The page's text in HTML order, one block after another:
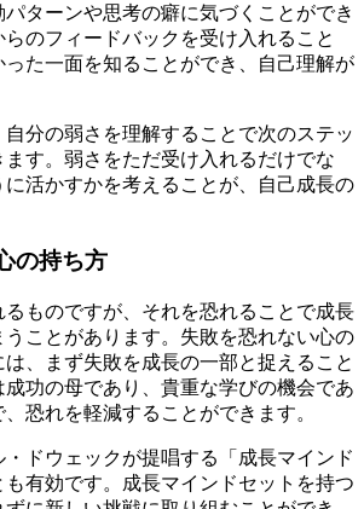
ターンや思考の癖に気づくことができ
のフィードバックを受け入れること
た一面を知ることができ、自己理解が
分の弱さを理解することで次のステッ
す。弱さをただ受け入れるだけでな
に活かすかを考えることが、自己成長の
の持ち方
ものですが、それを恐れることで成長
ことがあります。失敗を恐れない心の
、まず失敗を成長の一部と捉えること
功の母であり、貴重な学びの機会であ
恐れを軽減することができます。
ドウェックが提唱する「成長マインド
有効です。成長マインドセットを持つ